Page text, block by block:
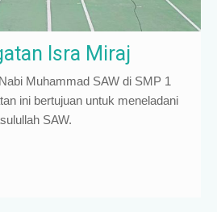
Isra Miraj
Muhammad SAW di SMP 1
ini bertujuan untuk meneladani
SAW.